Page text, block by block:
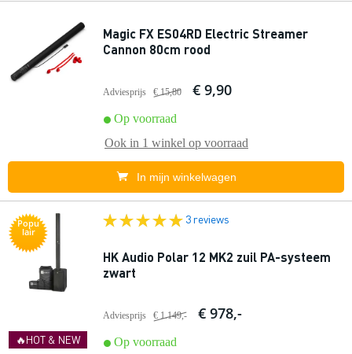
Magic FX ES04RD Electric Streamer
Cannon 80cm rood
Adviesprijs € 15,80 € 9,90
Op voorraad
Ook in 1 winkel op voorraad
In mijn winkelwagen
Popu
lair
🔥HOT & NEW
3 reviews
HK Audio Polar 12 MK2 zuil PA-systeem
zwart
Adviesprijs € 1.149,- € 978,-
Op voorraad